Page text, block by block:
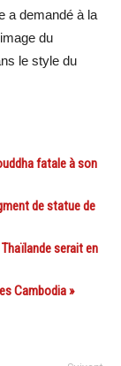
a demandé à la
du
le style du
fatale à son
de statue de
serait en
Cambodia »